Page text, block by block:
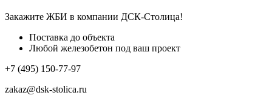
Закажите ЖБИ в компании ДСК-Столица!
Поставка до объекта
Любой железобетон под ваш проект
+7 (495) 150-77-97
zakaz@dsk-stolica.ru